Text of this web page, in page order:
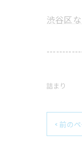
渋谷区
詰まり
< 前の